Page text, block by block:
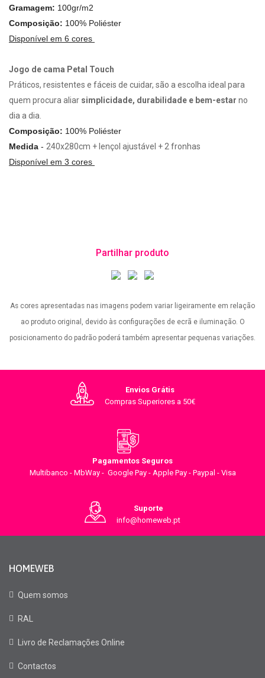
Gramagem: 100gr/m2
Composição: 100% Poliéster
Disponível em 6 cores
Jogo de cama Petal Touch
Práticos, resistentes e fáceis de cuidar, são a escolha ideal para
quem procura aliar simplicidade, durabilidade e bem-estar no
dia a dia.
Composição: 100% Poliéster
Medida - 240x280cm + lençol ajustável + 2 fronhas
Disponível em 3 cores
Partilhar produto
As cores apresentadas nas imagens podem variar ligeiramente em relação
ao produto original, devido às configurações de ecrã e iluminação. O
posicionamento do padrão poderá também apresentar pequenas variações.
Envios Grátis
Compras Superiores a 50€
Pagamentos Seguros
Multibanco - MbWay - Google Pay - Apple Pay - Paypal - Visa
Suporte
info@homeweb.pt
HOMEWEB
Quem somos
RAL
Livro de Reclamações Online
Contactos